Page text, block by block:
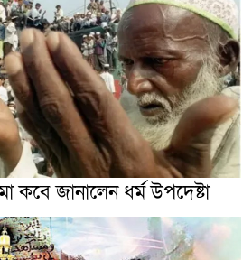
কবে জানালেন ধর্ম উপদেষ্টা